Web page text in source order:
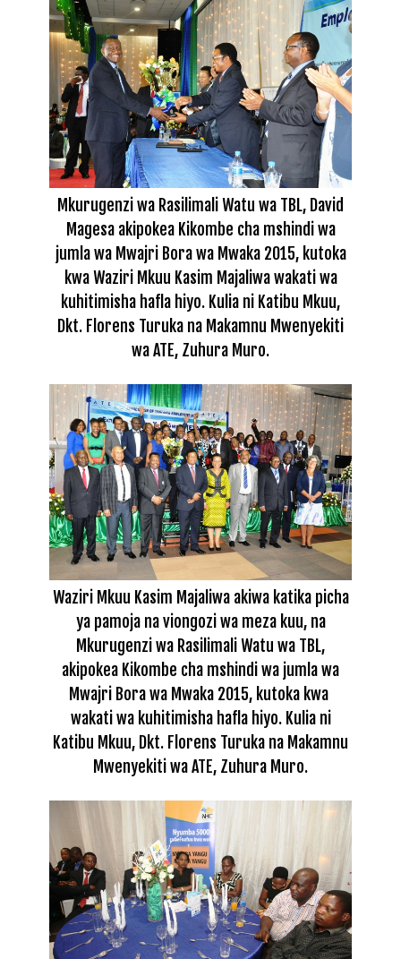
Mkurugenzi wa Rasilimali Watu wa TBL, David
Magesa akipokea Kikombe cha mshindi wa
jumla wa Mwajri Bora wa Mwaka 2015, kutoka
kwa Waziri Mkuu Kasim Majaliwa wakati wa
kuhitimisha hafla hiyo. Kulia ni Katibu Mkuu,
Dkt. Florens Turuka na Makamnu Mwenyekiti
wa ATE, Zuhura Muro.
Waziri Mkuu Kasim Majaliwa akiwa katika picha
ya pamoja na viongozi wa meza kuu, na
Mkurugenzi wa Rasilimali Watu wa TBL,
akipokea Kikombe cha mshindi wa jumla wa
Mwajri Bora wa Mwaka 2015, kutoka kwa
wakati wa kuhitimisha hafla hiyo. Kulia ni
Katibu Mkuu, Dkt. Florens Turuka na Makamnu
Mwenyekiti wa ATE, Zuhura Muro.